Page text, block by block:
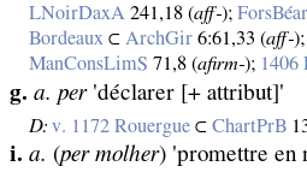
LNoirDaxA 241,18 (aff‑);
Bordeaux ⊂ArchGir 6:61,33 (aff‑);
ManConsLimS 71,8 (afirm‑); 1406
g. a. per'déclarer [+ attribut]'
D: v. 1172 Rouergue ⊂ChartPrB
i. a. (per molher) 'promettre en